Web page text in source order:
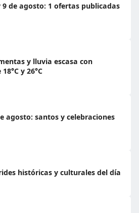
de agosto: 1 ofertas publicadas
y lluvia escasa con
y 26°C
agosto: santos y celebraciones
históricas y culturales del día